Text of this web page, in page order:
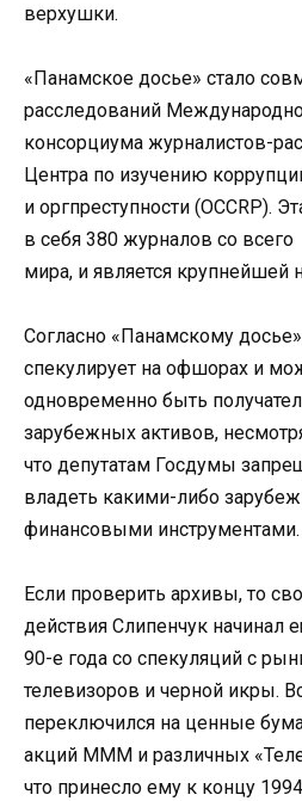
верхушки.
«Панамское досье» стало
расследований
консорциума журналистов-
Центра по изучению
и оргпреступности (OCCRP).
в себя 380 журналов со всего
мира, и является крупнейшей
Согласно «Панамскому
спекулирует на офшорах и
одновременно быть
зарубежных активов,
что депутатам Госдумы
владеть какими-либо
финансовыми инструментами.
Если проверить архивы, то
действия Слипенчук начинал
90-е года со спекуляций с
телевизоров и черной икры.
переключился на ценные
акций МММ и различных
что принесло ему к концу